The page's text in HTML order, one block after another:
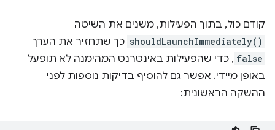
קודם כול, בתוך הפעילות, משנים את השיטה
shouldLaunchImmediately() כך שתחזיר את הערך
false , כדי שהפעילות באינטרנט המהימנה לא תופעל
באופן מיידי. אפשר גם להוסיף בדיקות נוספות לפני
ההשקה הראשונית: